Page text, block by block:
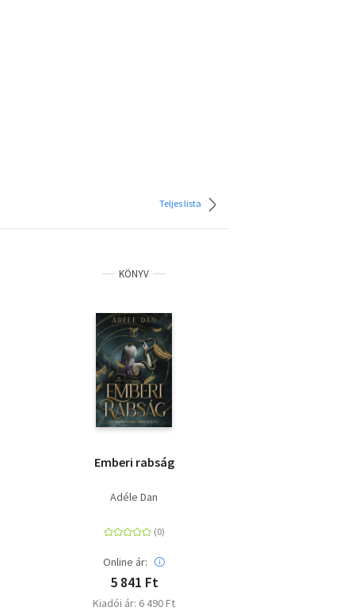
Teljes lista
KÖNYV
Emberi rabság
Adéle Dan
Online ár:
5 841 Ft
Kiadói ár: 6 490 Ft